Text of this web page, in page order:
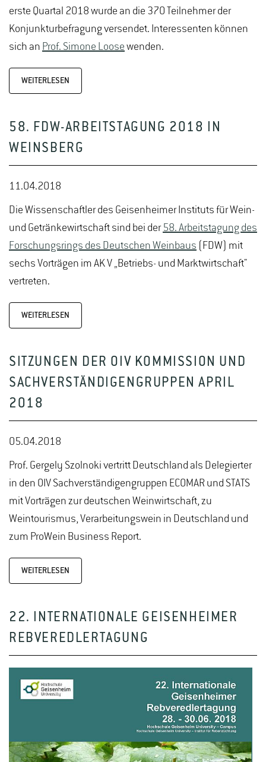
erste Quartal 2018 wurde an die 370 Teilnehmer der
Konjunkturbefragung versendet. Interessenten können
sich an Prof. Simone Loose wenden.
WEITERLESEN
58. FDW-ARBEITSTAGUNG 2018 IN
WEINSBERG
11.04.2018
Die Wissenschaftler des Geisenheimer Instituts für Wein-
und Getränkewirtschaft sind bei der 58. Arbeitstagung des
Forschungsrings des Deutschen Weinbaus (FDW) mit
sechs Vorträgen im AK V „Betriebs- und Marktwirtschaft"
vertreten.
WEITERLESEN
SITZUNGEN DER OIV KOMMISSION UND
SACHVERSTÄNDIGENGRUPPEN APRIL
2018
05.04.2018
Prof. Gergely Szolnoki vertritt Deutschland als Delegierter
in den OIV Sachverständigengruppen ECOMAR und STATS
mit Vorträgen zur deutschen Weinwirtschaft, zu
Weintourismus, Verarbeitungswein in Deutschland und
zum ProWein Business Report.
WEITERLESEN
22. INTERNATIONALE GEISENHEIMER
REBVEREDLERTAGUNG